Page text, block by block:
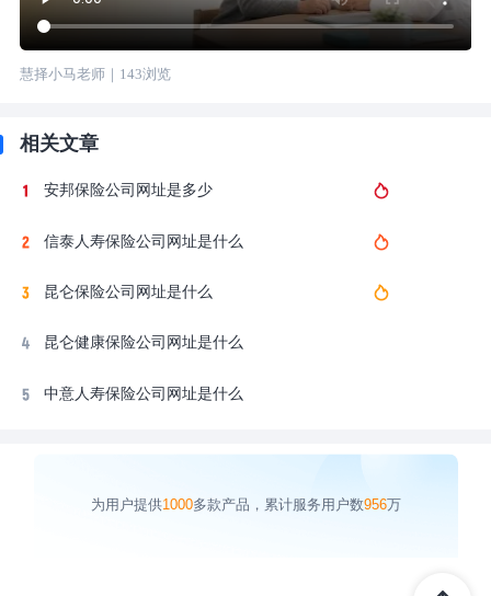
慧择小马老师｜ 143浏览
相关文章
安邦保险公司网址是多少
信泰人寿保险公司网址是什么
昆仑保险公司网址是什么
昆仑健康保险公司网址是什么
中意人寿保险公司网址是什么
为用户提供1000多款产品，累计服务用户数956万